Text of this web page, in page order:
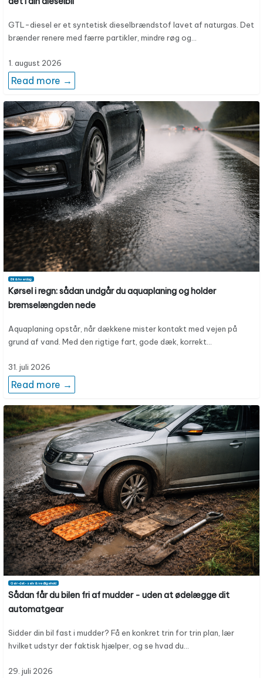
GTL-diesel er et syntetisk dieselbrændstof lavet af naturgas. Det
brænder renere med færre partikler, mindre røg og…
1. august 2026
Read more →
Bil & hverdag
Kørsel i regn: sådan undgår du aquaplaning og holder
bremselængden nede
Aquaplaning opstår, når dækkene mister kontakt med vejen på
grund af vand. Med den rigtige fart, gode dæk, korrekt…
31. juli 2026
Read more →
Gør-det-selv & vedligehold
Sådan får du bilen fri af mudder - uden at ødelægge dit
automatgear
Sidder din bil fast i mudder? Få en konkret trin for trin plan, lær
hvilket udstyr der faktisk hjælper, og se hvad du…
29. juli 2026